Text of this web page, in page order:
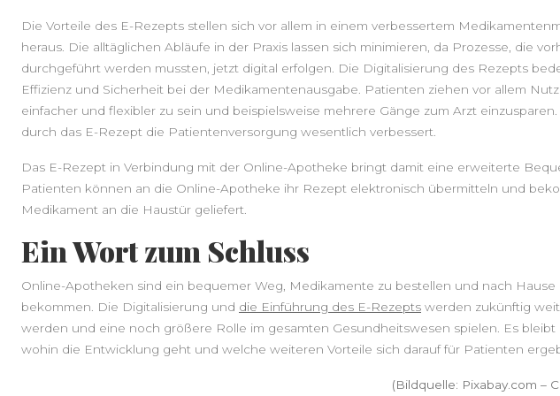
Die Vorteile des E-Rezepts stellen sich vor allem in einem verbessertem
heraus. Die alltäglichen Abläufe in der Praxis lassen sich minimieren, da Prozesse, die
durchgeführt werden mussten, jetzt digital erfolgen. Die Digitalisierung des Rezepts
Effizienz und Sicherheit bei der Medikamentenausgabe. Patienten ziehen vor allem
einfacher und flexibler zu sein und beispielsweise mehrere Gänge zum Arzt
durch das E-Rezept die Patientenversorgung wesentlich verbessert.
Das E-Rezept in Verbindung mit der Online-Apotheke bringt damit eine erweiterte
Patienten können an die Online-Apotheke ihr Rezept elektronisch übermitteln und
Medikament an die Haustür geliefert.
Ein Wort zum Schluss
Online-Apotheken sind ein bequemer Weg, Medikamente zu bestellen und nach Hause
bekommen. Die Digitalisierung und die Einführung des E-Rezepts werden zukünftig
werden und eine noch größere Rolle im gesamten Gesundheitswesen spielen. Es bleibt
wohin die Entwicklung geht und welche weiteren Vorteile sich darauf für Patienten
(Bildquelle: Pixabay.com –
Gesundheit
Gesundheitstipps
Krankheitsbilder
Therapien und
Werbung
Oral-B
Elektrische
(wiederaufladbare
Fitbit Charge 2
Fitness Wrist Band,